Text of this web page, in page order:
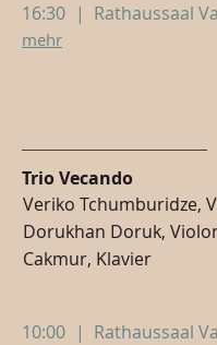
16:30 | Rathaussaal
mehr
Trio Vecando
Veriko Tchumburidze,
Dorukhan Doruk,
Cakmur, Klavier
10:00 | Rathaussaal